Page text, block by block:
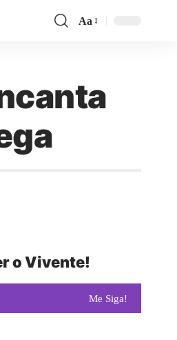
Aa
o Vivente!
Me Siga!